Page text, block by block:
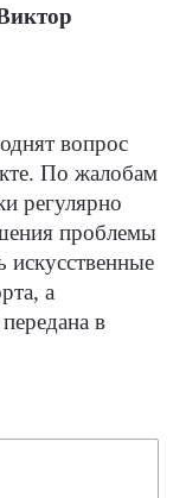
вопрос
По жалобам
регулярно
проблемы
искусственные
а
в